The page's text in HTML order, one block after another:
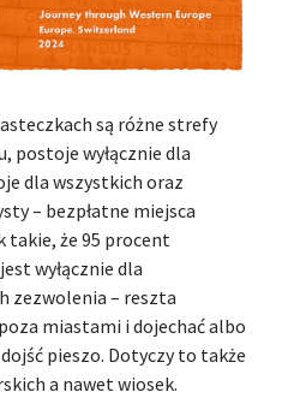
są różne strefy
postoje wyłącznie dla
dla wszystkich oraz
– bezpłatne miejsca
takie, że 95 procent
wyłącznie dla
zezwolenia – reszta
miastami i dojechać albo
pieszo. Dotyczy to także
a nawet wiosek.